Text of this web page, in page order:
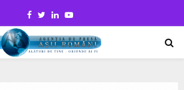
Facebook
TwitterLinkedinYoutube